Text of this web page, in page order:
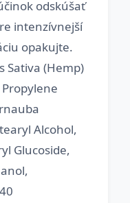
odskúšať
intenzívnejší
opakujte.
Sativa (Hemp)
Alcohol,
Glucoside,